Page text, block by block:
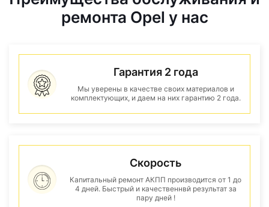
ремонта Opel у нас
Гарантия 2 года
Мы уверены в качестве своих материалов и
комплектующих, и даем на них гарантию 2 года.
Скорость
Капитальный ремонт АКПП производится от 1 до
4 дней. Быстрый и качественнвй результат за
пару дней !